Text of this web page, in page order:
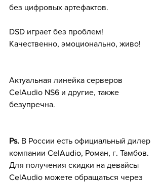
без цифровых артефактов.
DSD играет без проблем!
Качественно, эмоционально, живо!
Актуальная линейка серверов
CelAudio NS6 и другие, также
безупречна.
Ps. В России есть официальный дилер
компании CelAudio, Роман, г. Тамбов.
Для получения скидки на девайсы
CelAudio можете обращаться через